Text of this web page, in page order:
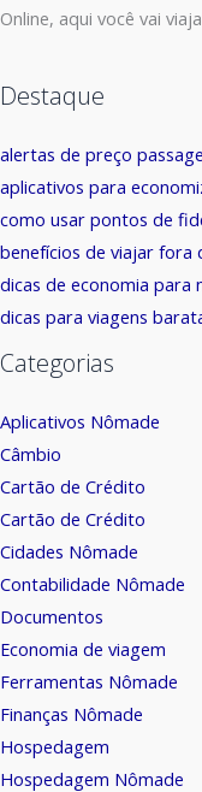
Online, aqui você vai
Destaque
alertas de preço
aplicativos para
como usar pontos de
benefícios de viajar fora
dicas de economia para
dicas para viagens
Categorias
Aplicativos Nômade
Câmbio
Cartão de Crédito
Cartão de Crédito
Cidades Nômade
Contabilidade Nômade
Documentos
Economia de viagem
Ferramentas Nômade
Finanças Nômade
Hospedagem
Hospedagem Nômade